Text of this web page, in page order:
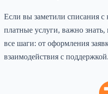
Если вы заметили списания с
платные услуги, важно
все шаги: от оформления
взаимодействия с поддержкой.